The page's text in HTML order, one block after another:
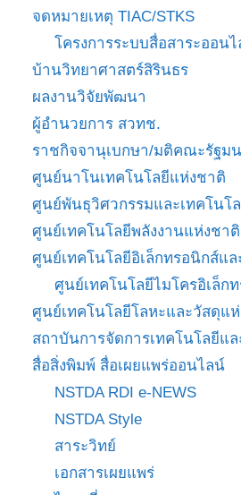
จดหมายเหตุ TIAC/STKS
โครงการระบบสื่อสาระออน
บ้านวิทยาศาสตร์สิรินธร
ผลงานวิจัยพัฒนา
ผู้อำนวยการ สวทช.
ราชกิจจานุเบกษา/มติคณะรัฐม
ศูนย์นาโนเทคโนโลยีแห่งชาติ
ศูนย์พันธุวิศวกรรมและเทคโนโ
ศูนย์เทคโนโลยีพลังงานแห่งชาติ
ศูนย์เทคโนโลยีอิเล็กทรอนิกส์แ
ศูนย์เทคโนโลยีไมโครอิเล็ก
ศูนย์เทคโนโลยีโลหะและวัสดุแ
สถาบันการจัดการเทคโนโลยีแ
สื่อสิ่งพิมพ์ สื่อเผยแพร่ออนไลน์
NSTDA RDI e-NEWS
NSTDA Style
สาระวิทย์
เอกสารเผยแพร่